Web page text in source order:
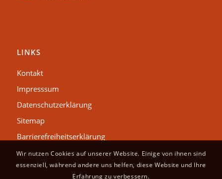
LINKS
Kontakt
Impresssum
Datenschutzerklärung
Sitemap
Barrierefreiheitserklärung
Wir nutzen Cookies auf unserer Website. Einige von ihnen sind
essenziell, während andere uns helfen, diese Website und Ihre
Erfahrung zu verbessern.